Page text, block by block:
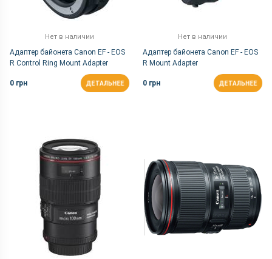
Нет в наличии
Адаптер байонета Canon EF - EOS
R Control Ring Mount Adapter
0 грн ДЕТАЛЬНЕЕ
Нет в наличии
Адаптер байонета Canon EF - EOS
R Mount Adapter
0 грн ДЕТАЛЬНЕЕ